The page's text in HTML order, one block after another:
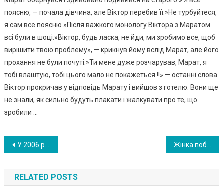
поясню, — почала дівчина, але Віктор перебив її.»Не турбуйтеся,
я сам все поясню »Після важкого монологу Віктора з Маратом
всі були в шоці.»Віктор, будь ласка, не йди, ми зробимо все, щоб
вирішити твою проблему», — крикнув йому вслід Марат, але його
прохання не були почуті.»Ти мене дуже розчарував, Марат, я
тобі влаштую, тобі цього мало не покажеться !!» — останні слова
Віктор прокричав у відповідь Марату і вийшов з готелю. Вони ще
не знали, як сильно будуть плакати і жалкувати про те, що
зробили …
Навигация
по
записям
У 2006 році ці сіамські близнюки пройшли через складну операцію з розділення. Погляньте, як вони виглядають через 10 років! ВIДЕО
RELATED POSTS